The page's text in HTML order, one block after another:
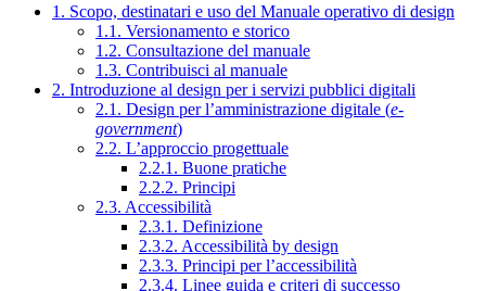
1. Scopo, destinatari e uso del Manuale operativo di design
1.1. Versionamento e storico
1.2. Consultazione del manuale
1.3. Contribuisci al manuale
2. Introduzione al design per i servizi pubblici digitali
2.1. Design per l’amministrazione digitale (e-
government)
2.2. L’approccio progettuale
2.2.1. Buone pratiche
2.2.2. Principi
2.3. Accessibilità
2.3.1. Definizione
2.3.2. Accessibilità by design
2.3.3. Principi per l’accessibilità
2.3.4. Linee guida e criteri di successo